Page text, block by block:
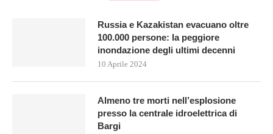
Russia e Kazakistan evacuano oltre
100.000 persone: la peggiore
inondazione degli ultimi decenni
10 Aprile 2024
Almeno tre morti nell’esplosione
presso la centrale idroelettrica di
Bargi